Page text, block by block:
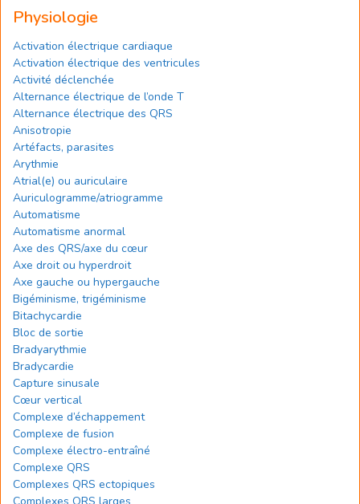
Physiologie
Activation électrique cardiaque
Activation électrique des ventricules
Activité déclenchée
Alternance électrique de l’onde T
Alternance électrique des QRS
Anisotropie
Artéfacts, parasites
Arythmie
Atrial(e) ou auriculaire
Auriculogramme/atriogramme
Automatisme
Automatisme anormal
Axe des QRS/axe du cœur
Axe droit ou hyperdroit
Axe gauche ou hypergauche
Bigéminisme, trigéminisme
Bitachycardie
Bloc de sortie
Bradyarythmie
Bradycardie
Capture sinusale
Cœur vertical
Complexe d’échappement
Complexe de fusion
Complexe électro-entraîné
Complexe QRS
Complexes QRS ectopiques